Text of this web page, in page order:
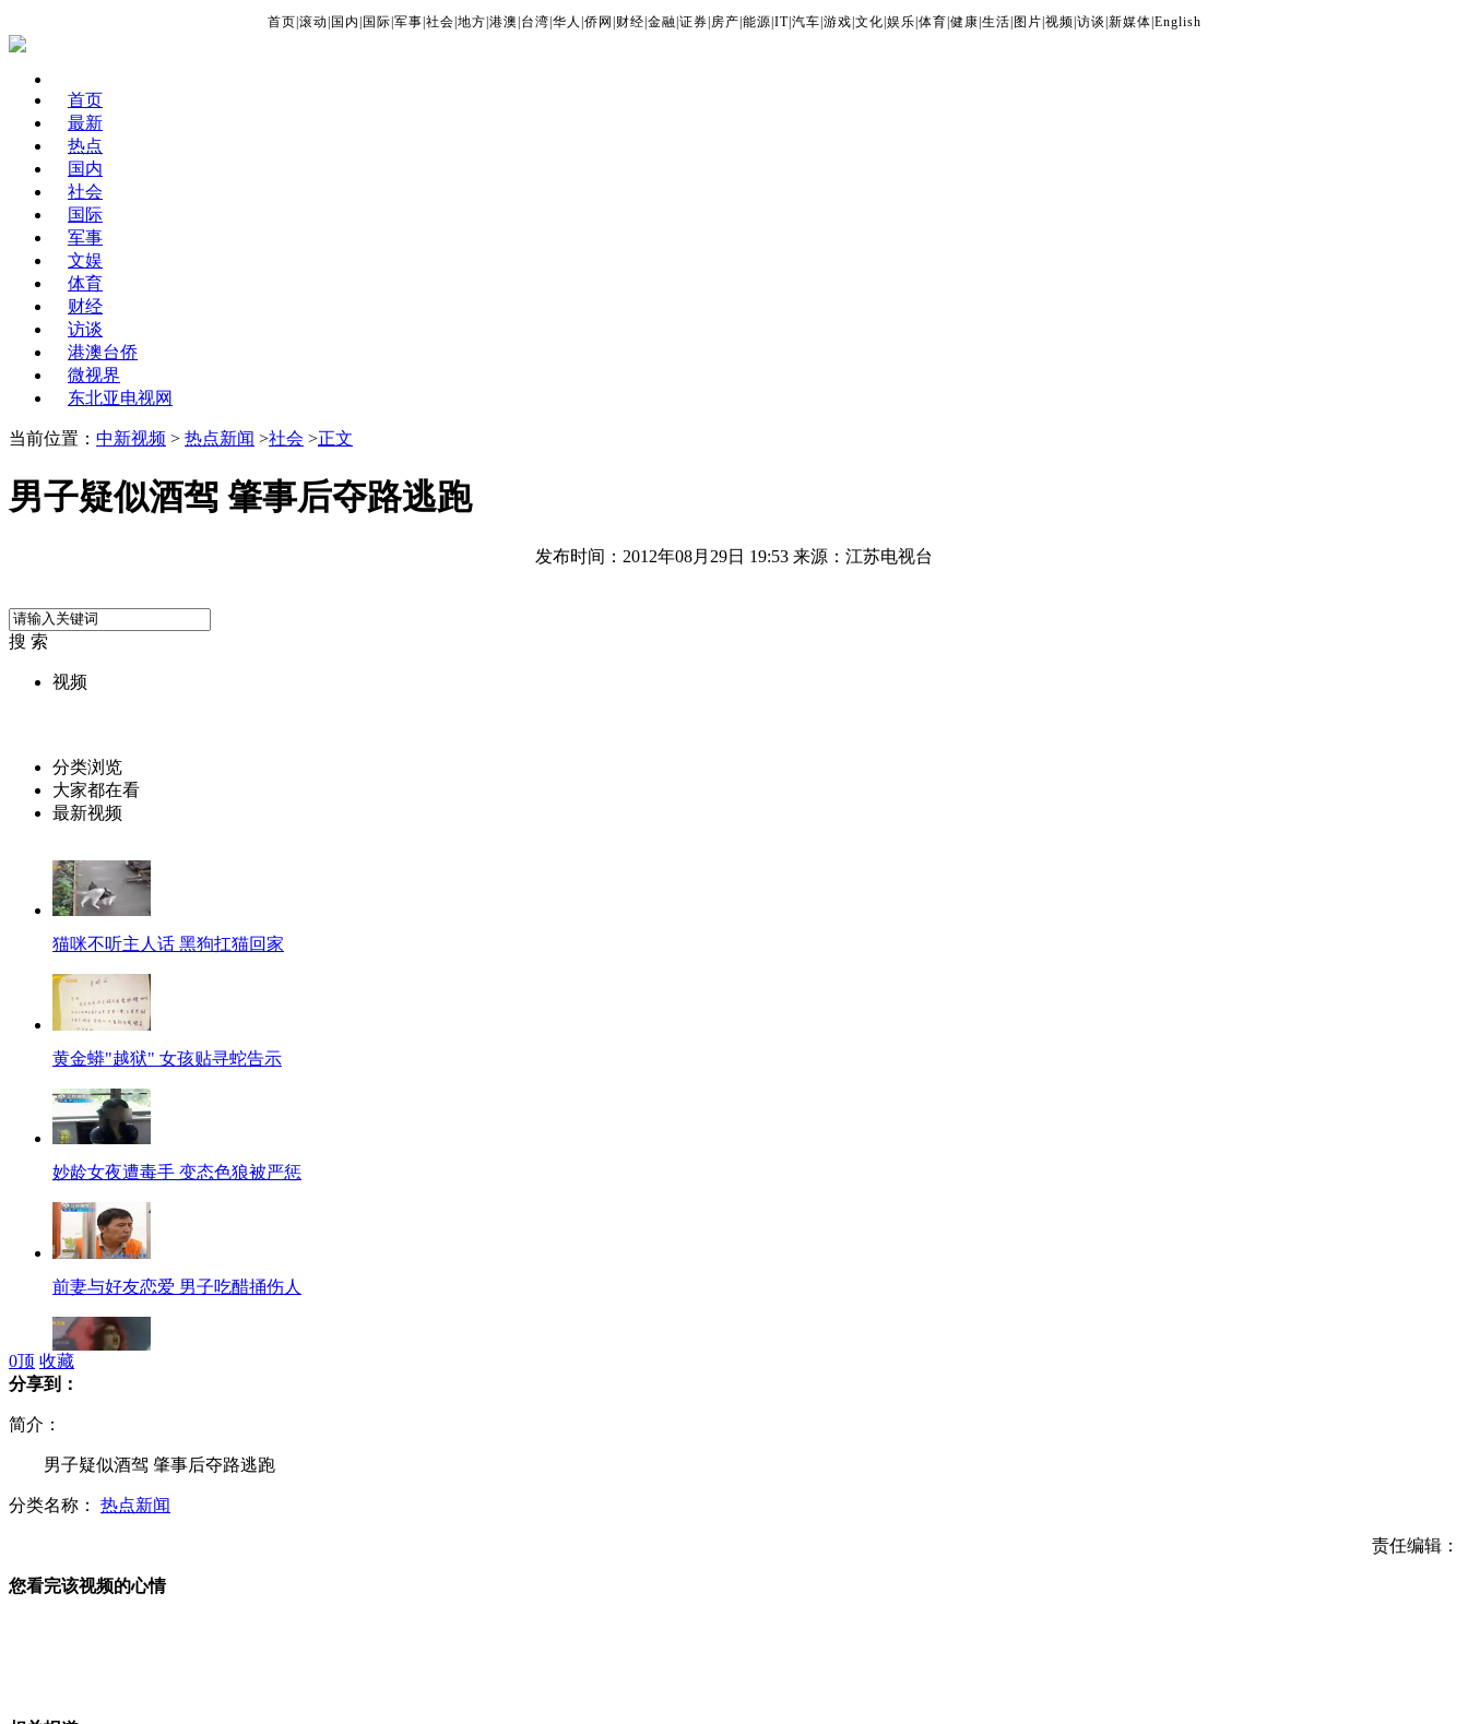
首页 滚动 国内 国际 军事 社会 地方 港澳 台湾 华人 侨网 财经 金融 证券 房产 能源 IT| 汽车 游戏 文化 娱乐 体育 健康 生活 图片 视频 访谈 新媒体 English
首页
最新
热点
国内
社会
国际
军事
文娱
体育
财经
访谈
港澳台侨
微视界
东北亚电视网
当前位置： 中新视频 > 热点新闻 >社会 >正文
男子疑似酒驾 肇事后夺路逃跑
发布时间：2012年08月29日 19:53 来源：江苏电视台
搜 索
视频
分类浏览
大家都在看
最新视频
猫咪不听主人话 黑狗扛猫回家
黄金蟒"越狱" 女孩贴寻蛇告示
妙龄女夜遭毒手 变态色狼被严惩
前妻与好友恋爱 男子吃醋捅伤人
湖北“吊瓶班”无人考上重点大学
0顶 收藏
分享到：
简介：
男子疑似酒驾 肇事后夺路逃跑
分类名称： 热点新闻
责任编辑：
您看完该视频的心情